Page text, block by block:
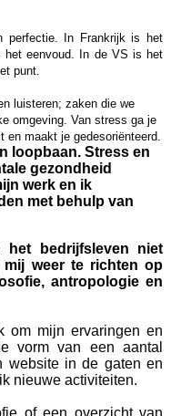
perfectie. In Frankrijk is het
het eenvoud. In de VS is het
punt.
luisteren; zaken die we
omgeving. Van stress ga je
en maakt je gedesoriënteerd.
loopbaan. Stress en
gezondheid
werk en ik
met behulp van
het bedrijfsleven niet
mij weer te richten op
antropologie en
om mijn ervaringen en
vorm van een aantal
website in de gaten en
nieuwe activiteiten.